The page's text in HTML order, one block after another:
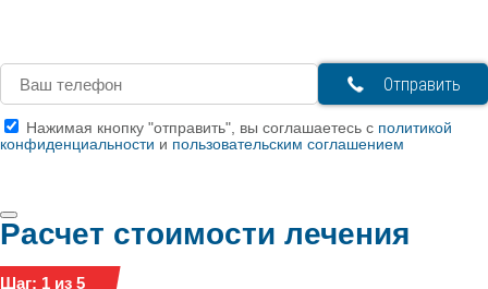
Нажимая кнопку "отправить", вы соглашаетесь с политикой
конфиденциальности и пользовательским соглашением
Расчет стоимости лечения
Шаг: 1 из 5